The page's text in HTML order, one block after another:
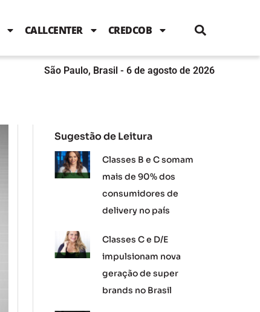
b
o
k
t
e
b
n
g
a
m
CALLCENTER CREDCOB
São Paulo, Brasil - 6 de agosto de 2026
Sugestão de Leitura
Classes B e C somam
mais de 90% dos
consumidores de
delivery no país
Classes C e D/E
impulsionam nova
geração de super
brands no Brasil